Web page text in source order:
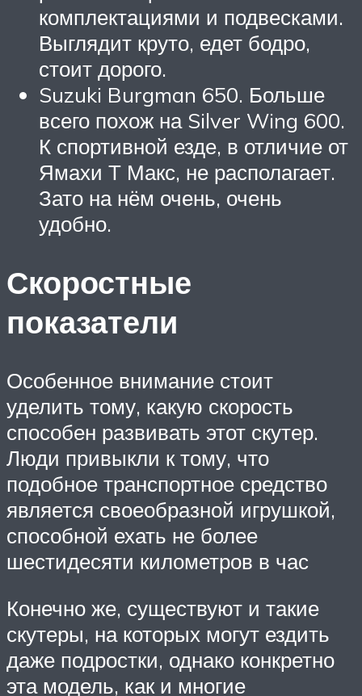
комплектациями и подвесками.
Выглядит круто, едет бодро,
стоит дорого.
Suzuki Burgman 650. Больше
всего похож на Silver Wing 600.
К спортивной езде, в отличие от
Ямахи Т Макс, не располагает.
Зато на нём очень, очень
удобно.
Скоростные
показатели
Особенное внимание стоит
уделить тому, какую скорость
способен развивать этот скутер.
Люди привыкли к тому, что
подобное транспортное средство
является своеобразной игрушкой,
способной ехать не более
шестидесяти километров в час
Конечно же, существуют и такие
скутеры, на которых могут ездить
даже подростки, однако конкретно
эта модель, как и многие